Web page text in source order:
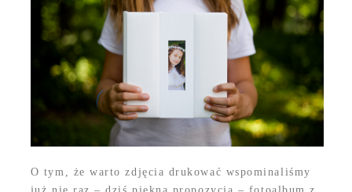
O tym, że warto zdjęcia drukować wspominaliśmy